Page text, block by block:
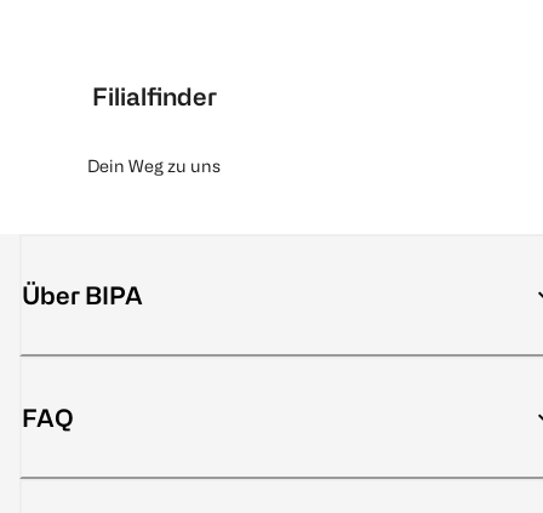
Filialfinder
Dein Weg zu uns
Über BIPA
FAQ